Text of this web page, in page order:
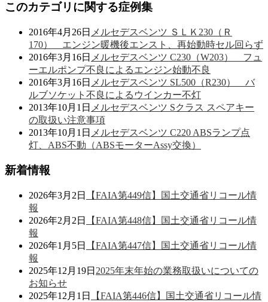
このカテゴリに関する症例集
2016年4月26日 メルセデスベンツ ＳＬＫ230（Ｒ
170） エンジン暖機後エンスト、再始動時セル回らず
2016年3月16日 メルセデスベンツ C230（W203） フュ
ーエルポンプ不良によるエンジン始動不良
2016年3月16日 メルセデスベンツ SL500（R230） バ
ルブソケット不良によるウインカー不灯
2013年10月1日 メルセデスベンツ Sクラス スペアキー
の取扱い注意事項
2013年10月1日 メルセデスベンツ C220 ABSランプ点
灯、ABS不動（ABSモーターAssy交換）
新着情報
2026年3月2日
【FAIA第449信】国土交通省リコール情
報
2026年2月2日
【FAIA第448信】国土交通省リコール情
報
2026年1月5日
【FAIA第447信】国土交通省リコール情
報
2025年12月19日 2025年末年始の業務取扱いについての
お知らせ
2025年12月1日
【FAIA第446信】国土交通省リコール情